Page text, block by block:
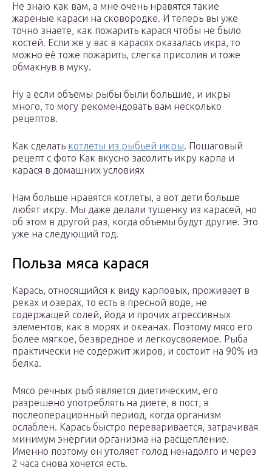
Не знаю как вам, а мне очень нравятся такие
жареные караси на сковородке. И теперь вы уже
точно знаете, как пожарить карася чтобы не было
костей. Если же у вас в карасях оказалась икра, то
можно её тоже пожарить, слегка присолив и тоже
обмакнув в муку.
Ну а если объемы рыбы были большие, и икры
много, то могу рекомендовать вам несколько
рецептов.
Как сделать котлеты из рыбьей икры. Пошаговый
рецепт с фото Как вкусно засолить икру карпа и
карася в домашних условиях
Нам больше нравятся котлеты, а вот дети больше
любят икру. Мы даже делали тушенку из карасей, но
об этом в другой раз, когда объемы будут другие. Это
уже на следующий год.
Польза мяса карася
Карась, относящийся к виду карповых, проживает в
реках и озерах, то есть в пресной воде, не
содержащей солей, йода и прочих агрессивных
элементов, как в морях и океанах. Поэтому мясо его
более мягкое, безвредное и легкоусвояемое. Рыба
практически не содержит жиров, и состоит на 90% из
белка.
Мясо речных рыб является диетическим, его
разрешено употреблять на диете, в пост, в
послеоперационный период, когда организм
ослаблен. Карась быстро переваривается, затрачивая
минимум энергии организма на расщепление.
Именно поэтому он утоляет голод ненадолго и через
2 часа снова хочется есть.